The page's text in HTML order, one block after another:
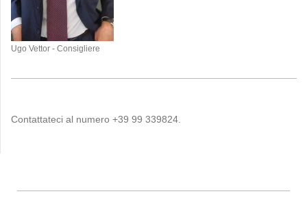
Ugo Vettor - Consigliere
Contattateci al numero +39 99 339824.